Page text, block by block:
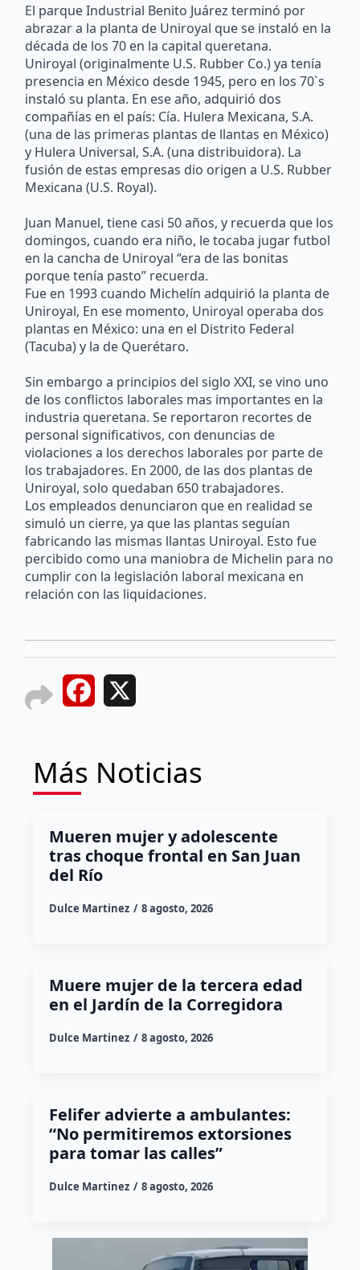
El parque Industrial Benito Juárez terminó por
abrazar a la planta de Uniroyal que se instaló en la
década de los 70 en la capital queretana.
Uniroyal (originalmente U.S. Rubber Co.) ya tenía
presencia en México desde 1945, pero en los 70`s
instaló su planta. En ese año, adquirió dos
compañías en el país: Cía. Hulera Mexicana, S.A.
(una de las primeras plantas de llantas en México)
y Hulera Universal, S.A. (una distribuidora). La
fusión de estas empresas dio origen a U.S. Rubber
Mexicana (U.S. Royal).
Juan Manuel, tiene casi 50 años, y recuerda que los
domingos, cuando era niño, le tocaba jugar futbol
en la cancha de Uniroyal “era de las bonitas
porque tenía pasto” recuerda.
Fue en 1993 cuando Michelín adquirió la planta de
Uniroyal, En ese momento, Uniroyal operaba dos
plantas en México: una en el Distrito Federal
(Tacuba) y la de Querétaro.
Sin embargo a principios del siglo XXI, se vino uno
de los conflictos laborales mas importantes en la
industria queretana. Se reportaron recortes de
personal significativos, con denuncias de
violaciones a los derechos laborales por parte de
los trabajadores. En 2000, de las dos plantas de
Uniroyal, solo quedaban 650 trabajadores.
Los empleados denunciaron que en realidad se
simuló un cierre, ya que las plantas seguían
fabricando las mismas llantas Uniroyal. Esto fue
percibido como una maniobra de Michelin para no
cumplir con la legislación laboral mexicana en
relación con las liquidaciones.
Facebook
Más Noticias
Mueren mujer y adolescente
tras choque frontal en San Juan
del Río
Dulce Martinez 8 agosto, 2026
Muere mujer de la tercera edad
en el Jardín de la Corregidora
Dulce Martinez 8 agosto, 2026
Felifer advierte a ambulantes:
“No permitiremos extorsiones
para tomar las calles”
Dulce Martinez 8 agosto, 2026